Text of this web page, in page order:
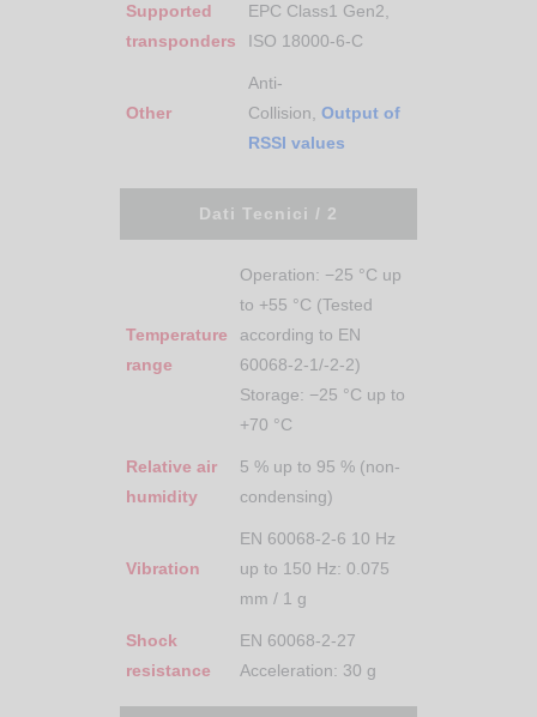
Supported
transponders
EPC Class1 Gen2,
ISO 18000-6-C
Other
Anti-
Collision, Output of
RSSI values
Dati Tecnici / 2
Temperature
range
Operation: −25 °C up
to +55 °C (Tested
according to EN
60068-2-1/-2-2)
Storage: −25 °C up to
+70 °C
Relative air
humidity
5 % up to 95 % (non-
condensing)
Vibration
EN 60068-2-6 10 Hz
up to 150 Hz: 0.075
mm / 1 g
Shock
resistance
EN 60068-2-27
Acceleration: 30 g